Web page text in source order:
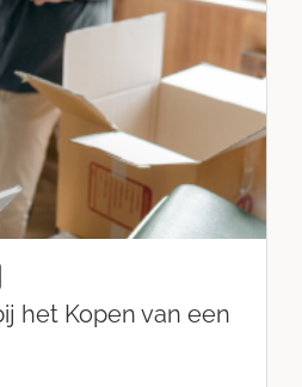
het Kopen van een